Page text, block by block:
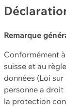
Remarque
Conformément
suisse et au
données (Loi
personne a
la protection